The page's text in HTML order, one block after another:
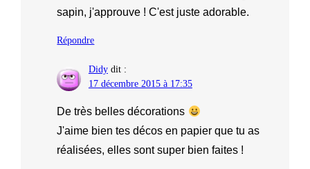
sapin, j'approuve ! C'est juste adorable.
Répondre
Didy dit :
17 décembre 2015 à 17:35
De très belles décorations
J'aime bien tes décos en papier que tu as
réalisées, elles sont super bien faites !